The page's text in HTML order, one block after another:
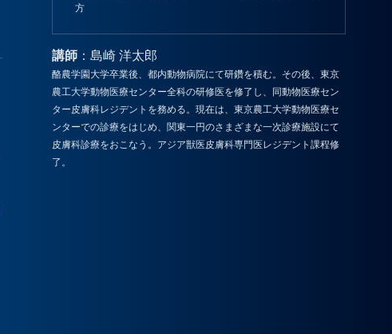
方
講師：島崎 洋太郎
酪農学園大学卒業後、都内動物病院にて研鑽を積む。その後、東京
農工大学動物医療センター全科の研修医を修了し、同動物医療セン
ター皮膚科レジデントを務める。現在は、東京農工大学動物医療セ
ンターでの診療をはじめ、関東一円のさまざまな一次診療施設にて
皮膚科診療をおこなう。アジア獣医皮膚科専門医レジデント課程修
了。